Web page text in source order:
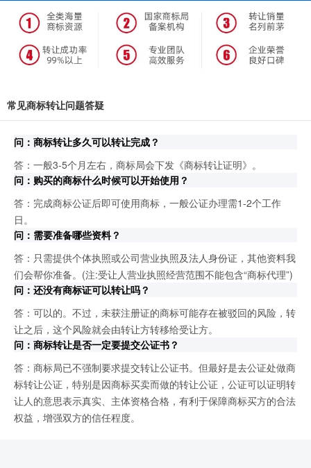
常见商标转让问题答疑
问：商标转让多久可以转让完成？
答：一般3-5个月左右，商标局会下发《商标转让证明》。
问：购买的商标什么时候可以开始使用？
答：完成商标公证后即可使用商标，一般公证办理需1-2个工作
日。
问：需要准备哪些资料？
答：只需提供个体执照或公司营业执照及法人身份证，其他资料我
们会帮你准备。(注:受让人营业执照经营范围不能包含“商标代理”)
问：还没有商标证可以转让吗？
答：可以的。不过，未获注册证的商标可能存在被驳回的风险，转
让之后，这个风险就会由转让方转移给受让方。
问：商标转让是否一定要提交公证书？
答：商标局已不强制要求提交转让公证书。但最好是去公证处做商
标转让公证，特别是因商标买卖而做的转让公证，公证可以证明转
让人的意思表示真实、主体资格合格，有利于保障商标买方的合法
权益，增强双方的信任程度。